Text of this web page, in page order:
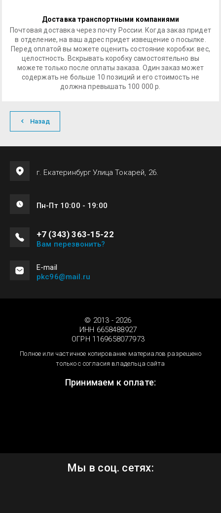
Доставка транспортными компаниями
Почтовая доставка через почту России. Когда заказ придет
в отделение, на ваш адрес придет извещение о посылке.
Перед оплатой вы можете оценить состояние коробки: вес,
целостность. Вскрывать коробку самостоятельно вы
можете только после оплаты заказа. Один заказ может
содержать не больше 10 позиций и его стоимость не
должна превышать 100 000 р.
Назад
г. Екатеринбург Улица Токарей, 26.
Пн-Пт 10:00 - 19:00
+7 (343) 363-15-22
Вам перезвонить?
Е-mail
pkc96@mail.ru
© 2013 - 2026
ИНН 6658488927
ОГРН 1169658077973
Полное или частичное копирование материалов разрешено
только с согласия владельца сайта
Принимаем к оплате:
Мы в соц. сетях: